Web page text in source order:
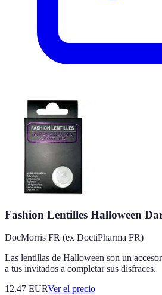
Fashion Lentilles Halloween
DocMorris FR (ex DoctiPharma FR)
Las lentillas de Halloween son un
a tus invitados a completar sus disfraces.
12.47 EURVer el precio